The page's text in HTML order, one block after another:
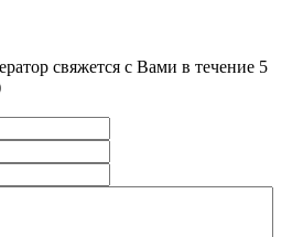
свяжется с Вами в течение 5